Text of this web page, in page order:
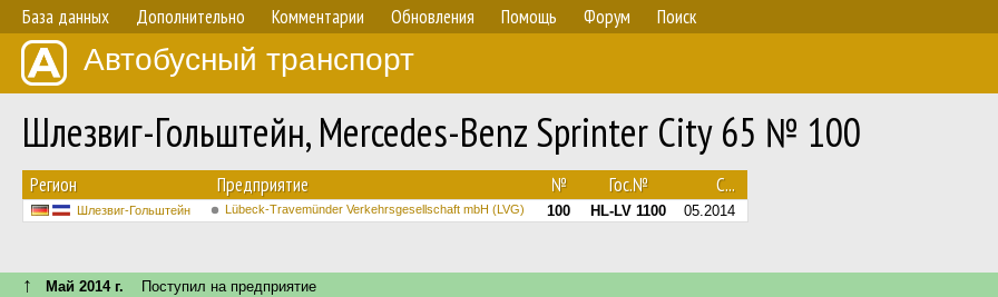
База данных Дополнительно Комментарии Обновления Помощь Форум Поиск
Автобусный транспорт
Шлезвиг-Гольштейн, Mercedes-Benz Sprinter City 65 № 100
Регион Предприятие № Гос.№ С...
Шлезвиг-Гольштейн Lübeck-Travemünder Verkehrsgesellschaft mbH (LVG) 100 HL-LV 1100 05.2014
↑ Май 2014 г. Поступил на предприятие